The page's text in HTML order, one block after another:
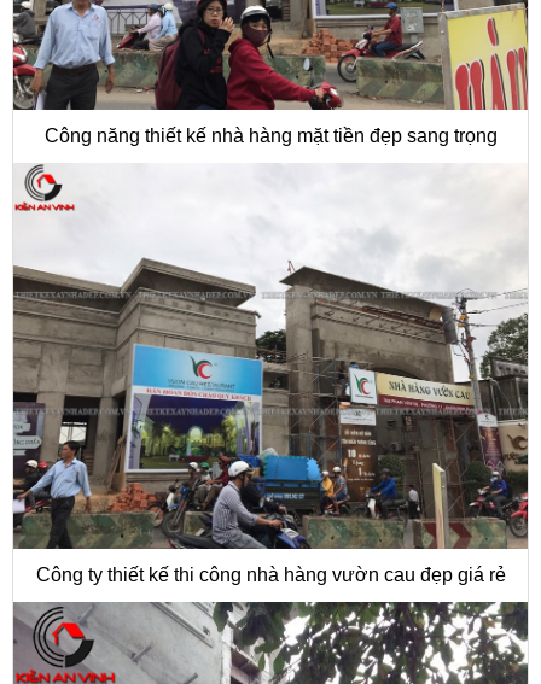
Công năng thiết kế nhà hàng mặt tiền đẹp sang trọng
Công ty thiết kế thi công nhà hàng vườn cau đẹp giá rẻ